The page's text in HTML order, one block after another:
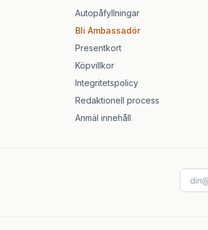
Autopåfyllningar
Bli Ambassadör
Presentkort
Köpvillkor
Integritetspolicy
Redaktionell process
Anmäl innehåll